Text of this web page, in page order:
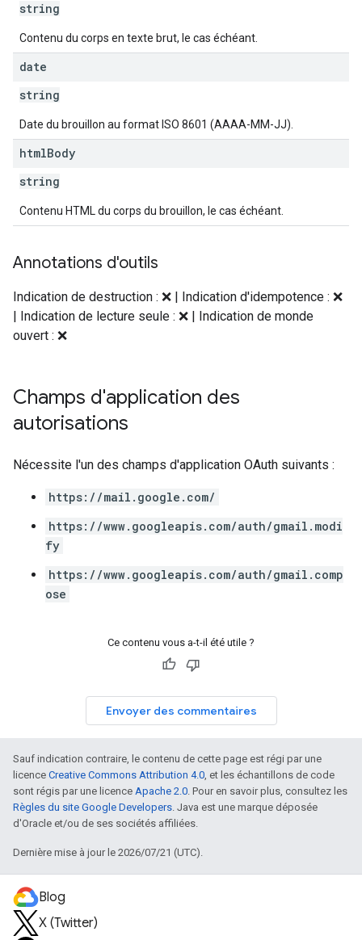
string
Contenu du corps en texte brut, le cas échéant.
date
string
Date du brouillon au format ISO 8601 (AAAA-MM-JJ).
htmlBody
string
Contenu HTML du corps du brouillon, le cas échéant.
Annotations d'outils
Indication de destruction : ❌ | Indication d'idempotence : ❌
| Indication de lecture seule : ❌ | Indication de monde
ouvert : ❌
Champs d'application des
autorisations
Nécessite l'un des champs d'application OAuth suivants :
https://mail.google.com/
https://www.googleapis.com/auth/gmail.modi
fy
https://www.googleapis.com/auth/gmail.comp
ose
Ce contenu vous a-t-il été utile ?
Envoyer des commentaires
Sauf indication contraire, le contenu de cette page est régi par une
licence Creative Commons Attribution 4.0, et les échantillons de code
sont régis par une licence Apache 2.0. Pour en savoir plus, consultez les
Règles du site Google Developers. Java est une marque déposée
d'Oracle et/ou de ses sociétés affiliées.
Dernière mise à jour le 2026/07/21 (UTC).
Blog
X (Twitter)